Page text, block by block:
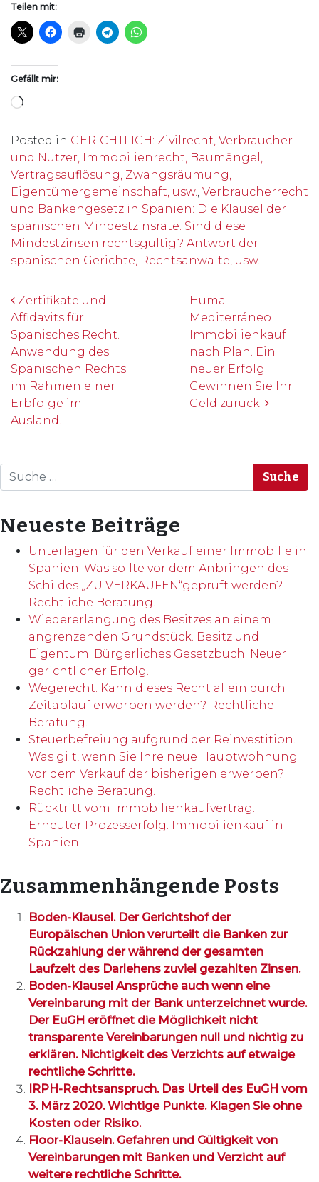
Teilen mit:
Gefällt mir:
Wird geladen …
Posted in GERICHTLICH: Zivilrecht, Verbraucher
und Nutzer, Immobilienrecht, Baumängel,
Vertragsauflösung, Zwangsräumung,
Eigentümergemeinschaft, usw. Verbraucherrecht
und Bankengesetz in Spanien: Die Klausel der
spanischen Mindestzinsrate. Sind diese
Mindestzinsen rechtsgültig? Antwort der
spanischen Gerichte, Rechtsanwälte, usw.
Beitrags-Navigation
Zertifikate und
Affidavits für
Spanisches Recht.
Anwendung des
Spanischen Rechts
im Rahmen einer
Erbfolge im
Ausland.
Huma
Mediterráneo
Immobilienkauf
nach Plan. Ein
neuer Erfolg.
Gewinnen Sie Ihr
Geld zurück.
Suche
Neueste Beiträge
Unterlagen für den Verkauf einer Immobilie in
Spanien. Was sollte vor dem Anbringen des
Schildes „ZU VERKAUFEN“geprüft werden?
Rechtliche Beratung.
Wiedererlangung des Besitzes an einem
angrenzenden Grundstück. Besitz und
Eigentum. Bürgerliches Gesetzbuch. Neuer
gerichtlicher Erfolg.
Wegerecht. Kann dieses Recht allein durch
Zeitablauf erworben werden? Rechtliche
Beratung.
Steuerbefreiung aufgrund der Reinvestition.
Was gilt, wenn Sie Ihre neue Hauptwohnung
vor dem Verkauf der bisherigen erwerben?
Rechtliche Beratung.
Rücktritt vom Immobilienkaufvertrag.
Erneuter Prozesserfolg. Immobilienkauf in
Spanien.
Zusammenhängende Posts
Boden-Klausel. Der Gerichtshof der
Europäischen Union verurteilt die Banken zur
Rückzahlung der während der gesamten
Laufzeit des Darlehens zuviel gezahlten Zinsen.
Boden-Klausel Ansprüche auch wenn eine
Vereinbarung mit der Bank unterzeichnet wurde.
Der EuGH eröffnet die Möglichkeit nicht
transparente Vereinbarungen null und nichtig zu
erklären. Nichtigkeit des Verzichts auf etwaige
rechtliche Schritte.
IRPH-Rechtsanspruch. Das Urteil des EuGH vom
3. März 2020. Wichtige Punkte. Klagen Sie ohne
Kosten oder Risiko.
Floor-Klauseln. Gefahren und Gültigkeit von
Vereinbarungen mit Banken und Verzicht auf
weitere rechtliche Schritte.